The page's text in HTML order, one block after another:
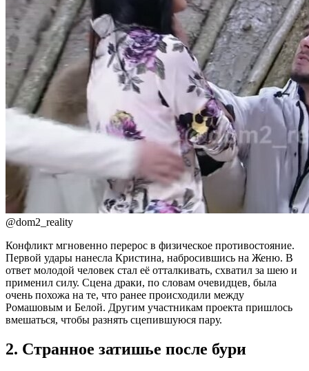
@dom2_reality
Конфликт мгновенно перерос в физическое противостояние.
Первой удары нанесла Кристина, набросившись на Женю. В
ответ молодой человек стал её отталкивать, схватил за шею и
применил силу. Сцена драки, по словам очевидцев, была
очень похожа на те, что ранее происходили между
Ромашовым и Белой. Другим участникам проекта пришлось
вмешаться, чтобы разнять сцепившуюся пару.
2. Странное затишье после бури